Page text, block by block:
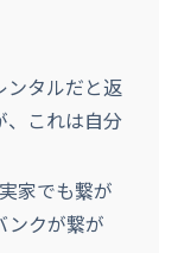
ンタルだと返
、これは自分
家でも繋が
ンクが繋が